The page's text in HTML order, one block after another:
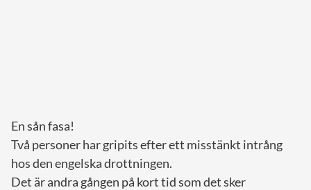
En sån fasa!
Två personer har gripits efter ett misstänkt intrång
hos den engelska drottningen.
Det är andra gången på kort tid som det sker